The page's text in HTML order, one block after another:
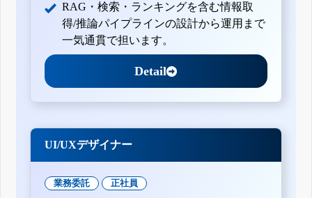
RAG・検索・ランキングを含む情報取
得/推論パイプラインの設計から運用まで
一気通貫で担います。
Detail
UI/UXデザイナー
業務委託 正社員